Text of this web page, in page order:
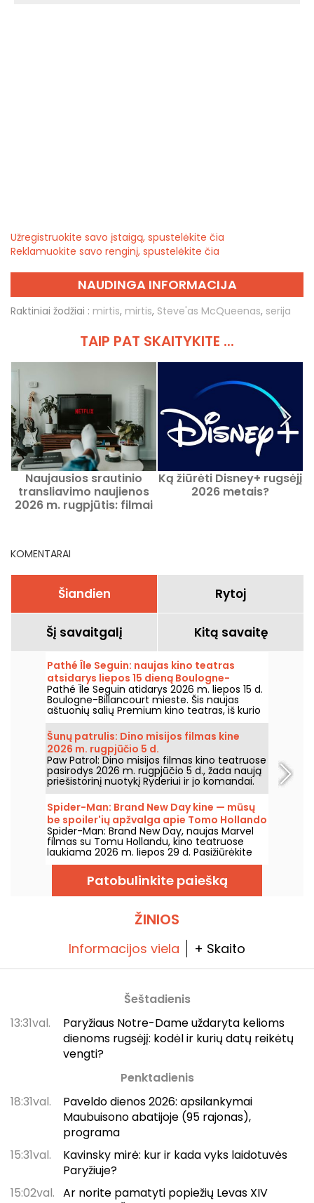
Užregistruokite savo įstaigą, spustelėkite čia
Reklamuokite savo renginį, spustelėkite čia
NAUDINGA INFORMACIJA
Raktiniai žodžiai : mirtis, mirtis, Steve'as McQueenas, serija
TAIP PAT SKAITYKITE ...
Naujausios srautinio
transliavimo naujienos
2026 m. rugpjūtis: filmai
Ką žiūrėti Disney+ rugsėjį
2026 metais?
KOMENTARAI
Šiandien Rytoj
Šį savaitgalį Kitą savaitę
Pathé Île Seguin: naujas kino teatras
atsidarys liepos 15 dieną Boulogne-
Billancourt
Pathé Île Seguin atidarys 2026 m. liepos 15 d.
Boulogne-Billancourt mieste. Šis naujas
aštuonių salių Premium kino teatras, iš kurio
viena salė – IMAX, įsikurs Pointe des Arts
teritorijoje Île Seguin saloje.
Šunų patrulis: Dino misijos filmas kine
2026 m. rugpjūčio 5 d.
Paw Patrol: Dino misijos filmas kino teatruose
pasirodys 2026 m. rugpjūčio 5 d., žada naują
priešistorinį nuotykį Ryderiui ir jo komandai.
Spider-Man: Brand New Day kine — mūsų
be spoiler'ių apžvalga apie Tomo Hollando
grįžimą į Žmogų-Vorą
Spider-Man: Brand New Day, naujas Marvel
filmas su Tomu Hollandu, kino teatruose
laukiama 2026 m. liepos 29 d. Pasižiūrėkite
mūsų apžvalgą!
Patobulinkite paiešką
ŽINIOS
Informacijos viela + Skaito
Šeštadienis
13:31val.
Paryžiaus Notre-Dame uždaryta kelioms
dienoms rugsėjį: kodėl ir kurių datų reikėtų
vengti?
Penktadienis
18:31val.
Paveldo dienos 2026: apsilankymai
Maubuisono abatijoje (95 rajonas),
programa
15:31val.
Kavinsky mirė: kur ir kada vyks laidotuvės
Paryžiuje?
15:02val. Ar norite pamatyti popiežių Levas XIV